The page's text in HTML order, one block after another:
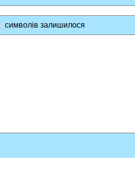
символів залишилося